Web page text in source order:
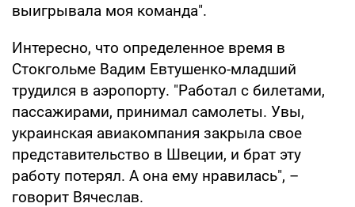
выигрывала моя команда".
Интересно, что определенное время в
Стокгольме Вадим Евтушенко-младший
трудился в аэропорту. "Работал с билетами,
пассажирами, принимал самолеты. Увы,
украинская авиакомпания закрыла свое
представительство в Швеции, и брат эту
работу потерял. А она ему нравилась", –
говорит Вячеслав.